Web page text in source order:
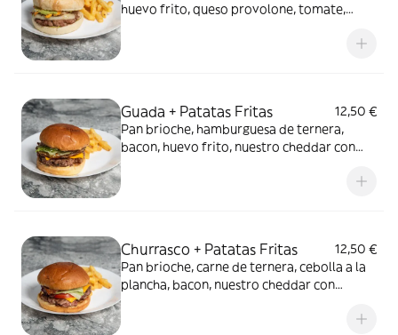
huevo frito, queso provolone, tomate,
Acompañado de ración de patatas fritas.
Guada + Patatas Fritas
12,50 €
Pan brioche, hamburguesa de ternera,
bacon, huevo frito, nuestro cheddar con
mayonesa. Incluye ración de patatas fritas.
Churrasco + Patatas Fritas
12,50 €
Pan brioche, carne de ternera, cebolla a la
plancha, bacon, nuestro cheddar con